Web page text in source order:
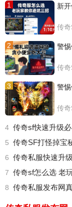
1 新
传
2 警
传
3 警
传
4 传奇sf快速升级
5 传奇SF打怪掉宝
6 传奇私服快速升
7 传奇sf怎么选 老
8 传奇私服发布网